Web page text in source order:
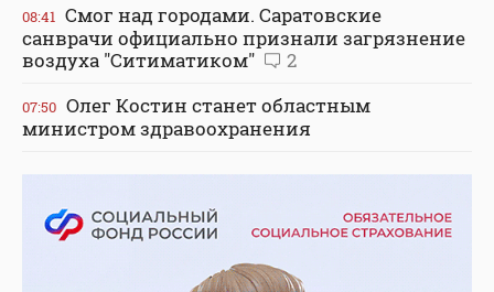
08:41 Смог над городами. Саратовские
санврачи официально признали загрязнение
воздуха "Ситиматиком"
2
07:50 Олег Костин станет областным
министром здравоохранения